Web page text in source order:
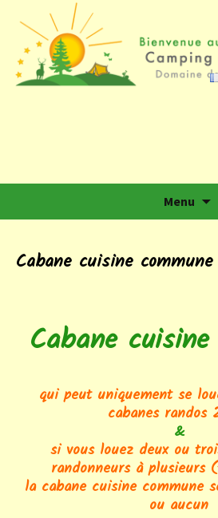
Camping du
Domaine de vacances et
Menu
Cabane cuisine
Cabane
qui peut uniquement se
cabanes randos
&
si vous louez deux ou
randonneurs à plusieurs
la cabane cuisine commune
ou aucun